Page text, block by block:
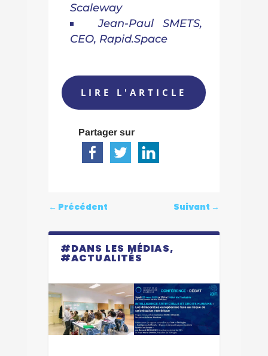
Scaleway
Jean-Paul SMETS,
CEO, Rapid.Space
LIRE L'ARTICLE
Partager sur
← Précédent Suivant →
#DANS LES MÉDIAS,
#ACTUALITÉS